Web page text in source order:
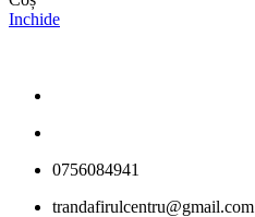
Inchide
0756084941
trandafirulcentru@gmail.com